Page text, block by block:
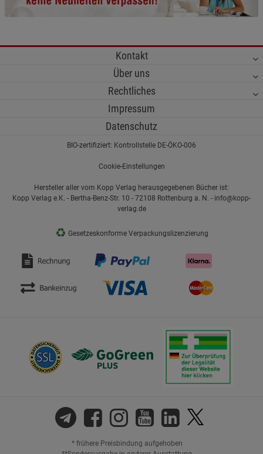
Kontakt
Über uns
Rechtliches
Impressum
Datenschutz
BIO-zertifiziert: Kontrollstelle DE-ÖKO-006
Cookie-Einstellungen
Hersteller aller vom Kopp Verlag herausgegebenen Bücher ist:
Kopp Verlag e.K. - Bertha-Benz-Str. 10 - 72108 Rottenburg a. N. - info@kopp-
verlag.de
♻ Gesetzeskonforme Verpackungslizenzierung
* frühere Preisbindung aufgehoben
anzeigen
Statistik Cookies (2) Statistik Cookies
Beschreibung Statistik Cookies
Cookie-Informationen
Marketing Cookies (3)
Datenschutzerklärung Impressum